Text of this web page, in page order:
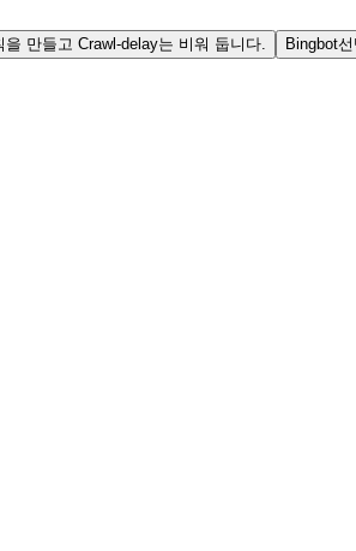
을 만들고 Crawl-delay는 비워 둡니다. Bingbot